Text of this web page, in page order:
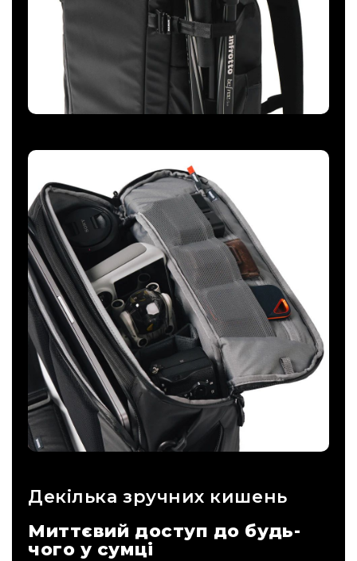
Декілька зручних кишень
Миттєвий доступ до будь-
чого у сумці